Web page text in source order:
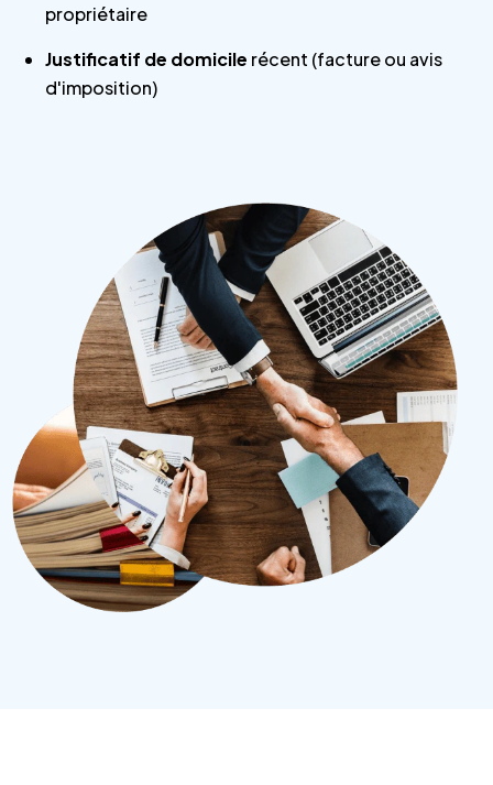
propriétaire
Justificatif de domicile récent (facture ou avis
d'imposition)